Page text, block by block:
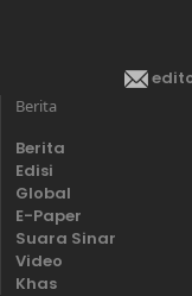
Berita
Berita
Edisi
Global
E-Paper
Suara Sinar
Video
Khas